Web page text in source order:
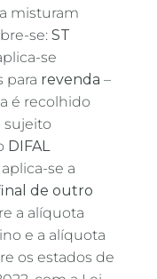
misturam
se: ST
se
para revenda –
é recolhido
DIFAL
aplica-se a
de outro
a alíquota
e a alíquota
os estados de